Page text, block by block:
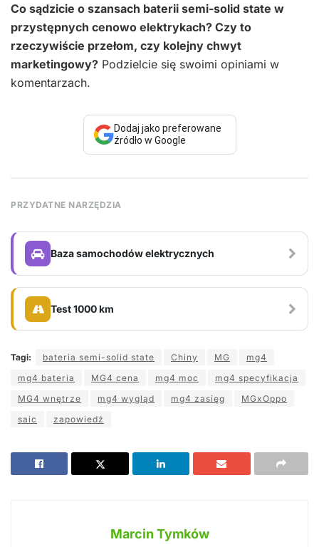
Co sądzicie o szansach baterii semi-solid state w
przystępnych cenowo elektrykach? Czy to
rzeczywiście przełom, czy kolejny chwyt
marketingowy? Podzielcie się swoimi opiniami w
komentarzach.
Dodaj jako preferowane
źródło w Google
PRZYDATNE NARZĘDZIA
Baza samochodów elektrycznych
Test 1000 km
Tagi: bateria semi-solid state Chiny MG
mg4
mg4 bateria
MG4 cena mg4 moc
mg4 specyfikacja
MG4 wnętrze
mg4 wygląd mg4 zasięg
MGxOppo
saic
zapowiedź
Marcin Tymków